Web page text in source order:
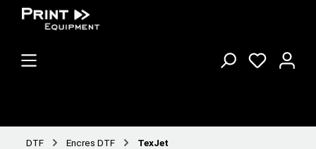
DTF Encres DTF TexJet